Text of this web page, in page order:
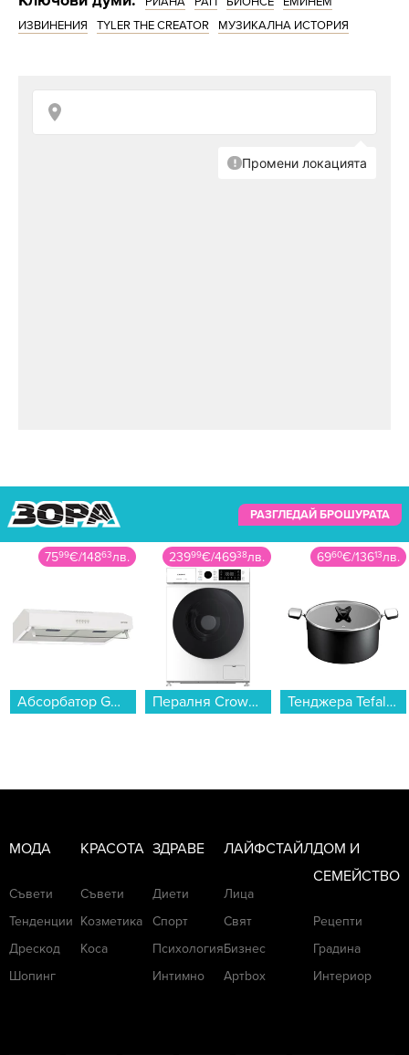
ИЗВИНЕНИЯ
TYLER THE CREATOR МУЗИКАЛНА ИСТОРИЯ
РАЗГЛЕДАЙ БРОШУРАТА
7599€/14863лв.
Абсорбатор Gorenje WHU629EW/M...
23999€/46938лв.
Пералня Crown CWM7140W , 1400 об./мин., 7.00 kg, A...
6960€/13613лв.
Тенджера Tefal G3285353 EXCELLENCE+ 28см...
МОДА
Съвети
Тенденции
Дрескод
Шопинг
КРАСОТА
Съвети
Козметика
Коса
ЗДРАВЕ
Диети
Спорт
Психология
Интимно
ЛАЙФСТАЙЛ
Лица
Свят
Бизнес
Артbox
ДОМ И
СЕМЕЙСТВО
Рецепти
Градина
Интериор